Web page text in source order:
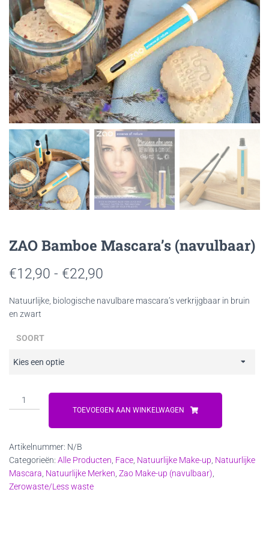
ZAO Bamboe Mascara’s (navulbaar)
€12,90 - €22,90
€12,90
Natuurlijke, biologische navulbare mascara’s verkrijgbaar in bruin
en zwart
SOORT
ZAO
Bamboe
aantal
TOEVOEGEN AAN WINKELWAGEN
Artikelnummer: N/B
Categorieën: Alle Producten Face Natuurlijke Make-up Natuurlijke
Mascara Natuurlijke Merken Zao Make-up (navulbaar)
Zerowaste/Less waste